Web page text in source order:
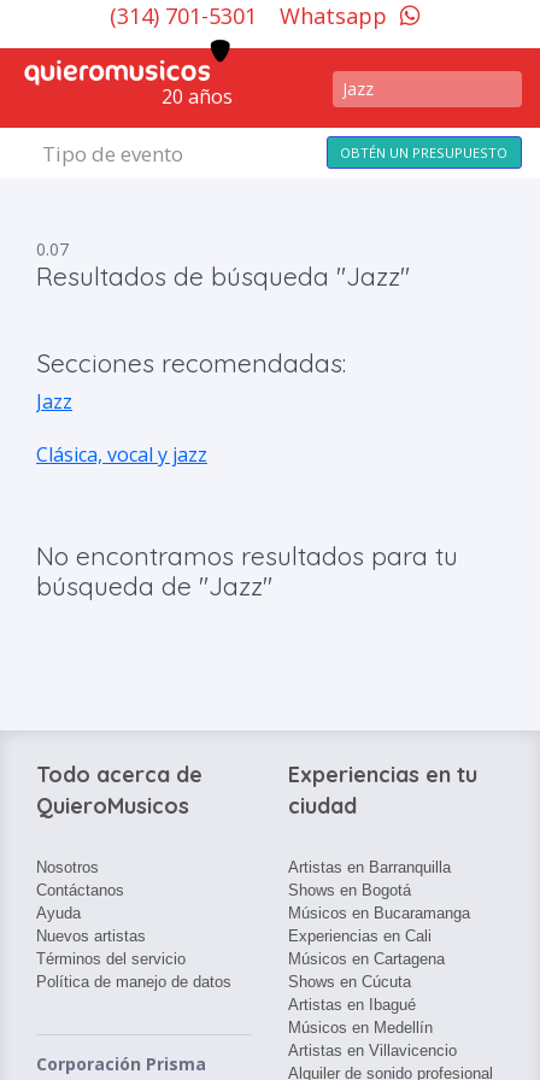
(314) 701-5301 Whatsapp
20 años
Tipo de evento OBTÉN UN PRESUPUESTO
0.07
Resultados de búsqueda "Jazz"
Secciones recomendadas:
Jazz
Clásica, vocal y jazz
No encontramos resultados para tu
búsqueda de "Jazz"
Todo acerca de
QuieroMusicos
Nosotros
Contáctanos
Ayuda
Nuevos artistas
Términos del servicio
Política de manejo de datos
Corporación Prisma
Experiencias en tu
ciudad
Artistas en Barranquilla
Shows en Bogotá
Músicos en Bucaramanga
Experiencias en Cali
Músicos en Cartagena
Shows en Cúcuta
Artistas en Ibagué
Músicos en Medellín
Artistas en Villavicencio
Alquiler de sonido profesional